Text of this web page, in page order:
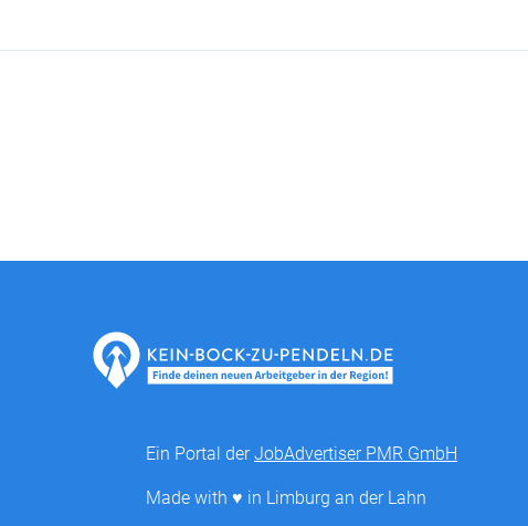
Ein Portal derJobAdvertiser PMR GmbH
Made with ♥ in Limburg an der Lahn